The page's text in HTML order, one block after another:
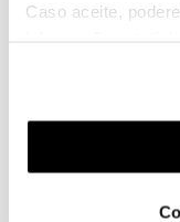
Caso aceite,
funcionalidades
funcionalidade) e
(cookies de
utilização dos
A